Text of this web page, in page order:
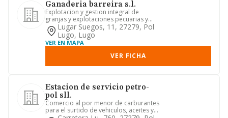
Ganaderia barreira s.l.
Explotacion y gestion integral de
granjas y explotaciones pecuarias y
ganaderas de toda clase asi c...
Lugar Suegos, 11, 27279, Pol
Lugo, Lugo
VER EN MAPA
VER FICHA
Estacion de servicio petro-
pol sll.
Comercio al por menor de carburantes
para el surtido de vehiculos, aceites y